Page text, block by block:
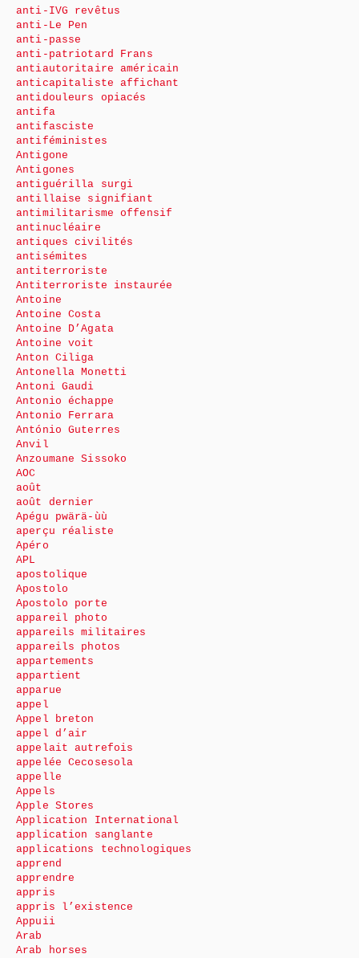
anti-IVG revêtus
anti-Le Pen
anti-passe
anti-patriotard Frans
antiautoritaire américain
anticapitaliste affichant
antidouleurs opiacés
antifa
antifasciste
antiféministes
Antigone
Antigones
antiguérilla surgi
antillaise signifiant
antimilitarisme offensif
antinucléaire
antiques civilités
antisémites
antiterroriste
Antiterroriste instaurée
Antoine
Antoine Costa
Antoine D’Agata
Antoine voit
Anton Ciliga
Antonella Monetti
Antoni Gaudi
Antonio échappe
Antonio Ferrara
António Guterres
Anvil
Anzoumane Sissoko
AOC
août
août dernier
Apégu pwärä-ùù
aperçu réaliste
Apéro
APL
apostolique
Apostolo
Apostolo porte
appareil photo
appareils militaires
appareils photos
appartements
appartient
apparue
appel
Appel breton
appel d’air
appelait autrefois
appelée Cecosesola
appelle
Appels
Apple Stores
Application International
application sanglante
applications technologiques
apprend
apprendre
appris
appris l’existence
Appuii
Arab
Arab horses